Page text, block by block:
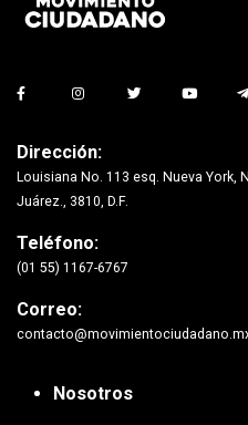
Dirección:
Louisiana No. 113 esq. Nueva York,
Juárez., 3810, D.F.
Teléfono:
(01 55) 1167-6767
Correo:
Nosotros